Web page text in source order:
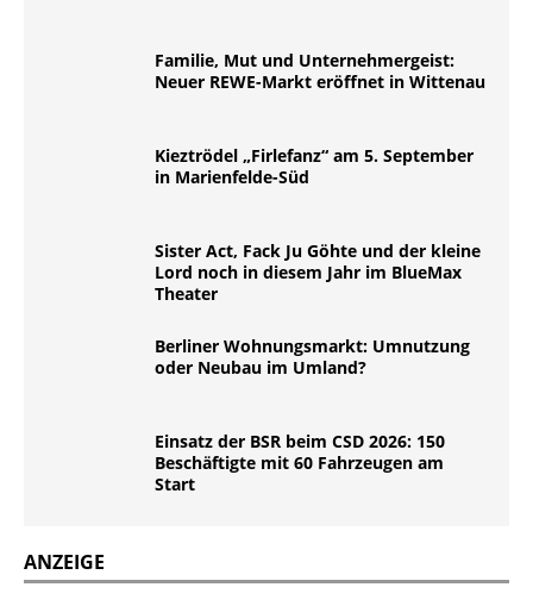
Familie, Mut und Unternehmergeist:
Neuer REWE-Markt eröffnet in Wittenau
Kieztrödel „Firlefanz“ am 5. September
in Marienfelde-Süd
Sister Act, Fack Ju Göhte und der kleine
Lord noch in diesem Jahr im BlueMax
Theater
Berliner Wohnungsmarkt: Umnutzung
oder Neubau im Umland?
Einsatz der BSR beim CSD 2026: 150
Beschäftigte mit 60 Fahrzeugen am
Start
ANZEIGE